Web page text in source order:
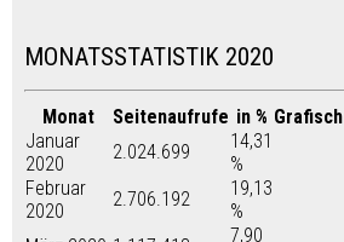
MONATSSTATISTIK 2020
Monat Seitenaufrufe in % Grafisch
Januar
2020
2.024.699
14,31
%
Februar
2020
2.706.192
19,13
%
7,90